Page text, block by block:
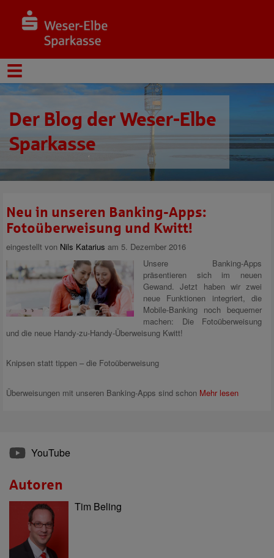
Der Blog der Weser-Elbe
Sparkasse
Neu in unseren Banking-Apps:
Fotoüberweisung und Kwitt!
eingestellt von Nils Katarius am 5. Dezember 2016
Unsere Banking-Apps
präsentieren sich im neuen
Gewand. Jetzt haben wir zwei
neue Funktionen integriert, die
Mobile-Banking noch bequemer
machen: Die Fotoüberweisung
und die neue Handy-zu-Handy-Überweisung Kwitt!
Knipsen statt tippen – die Fotoüberweisung
Überweisungen mit unseren Banking-Apps sind schon Mehr lesen
YouTube
Autoren
Tim Beling